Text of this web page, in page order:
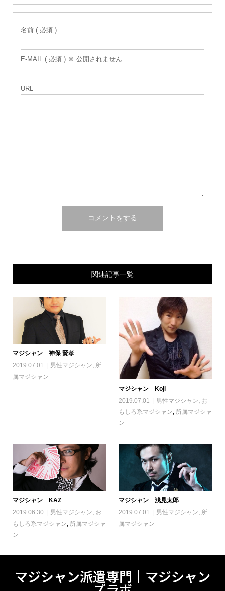
名前 ( 必須 )
E-MAIL ( 必須 ) ※ 公開されません
URL
関連記事一覧
マジシャン 神保 賢孝
2019.07.01
男性マジシャン, 所
属マジシャン
マジシャン Koji
2019.07.01
男性マジシャン, お
もしろ系マジシャン, 所属マジシャ
ン
マジシャン KAZ
2019.06.30
男性マジシャン お
もしろ系マジシャン 所属マジシャ
ン
マジシャン 浅見太郎
2019.07.01
男性マジシャン 所
属マジシャン
マジシャン派遣専門｜マジシャン